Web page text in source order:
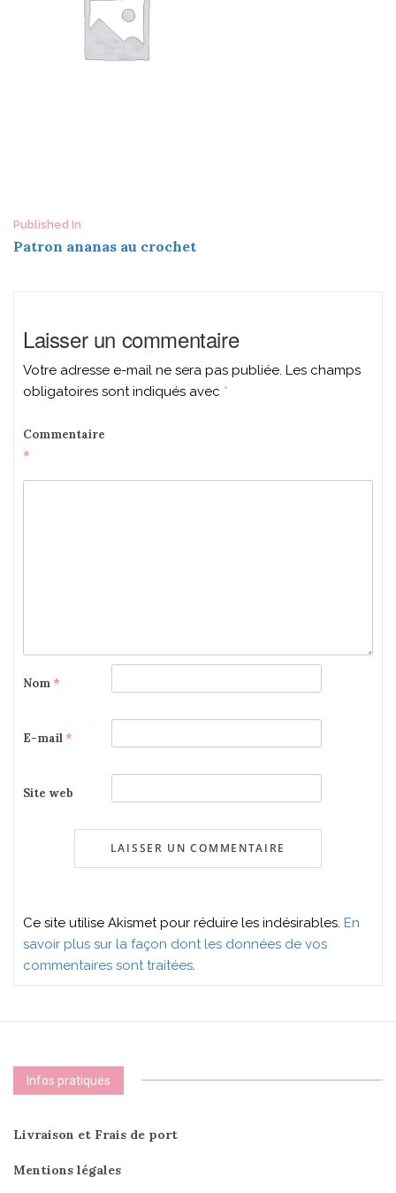
Post
Published In
Patron ananas au crochet
Laisser un commentaire
Votre adresse e-mail ne sera pas publiée. Les champs
obligatoires sont indiqués avec *
Commentaire
*
Nom *
E-mail *
Site web
Ce site utilise Akismet pour réduire les indésirables. En
savoir plus sur la façon dont les données de vos
commentaires sont traitées.
Infos pratiques
Livraison et Frais de port
Mentions légales